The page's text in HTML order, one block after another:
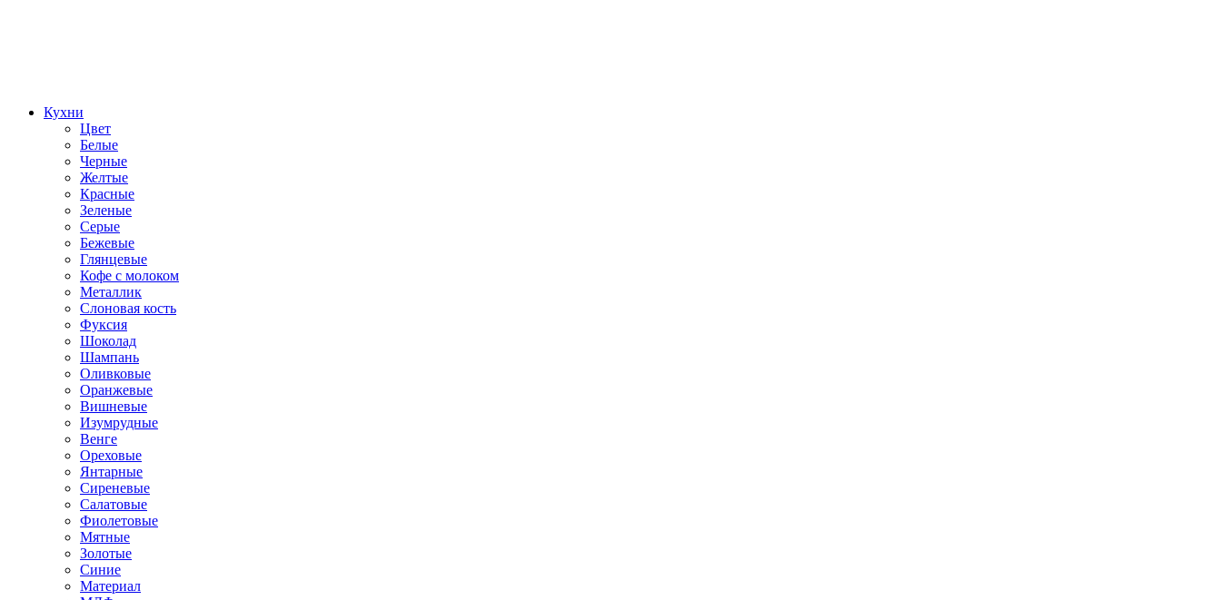
Кухни
Цвет
Белые
Черные
Желтые
Красные
Зеленые
Серые
Бежевые
Глянцевые
Кофе с молоком
Металлик
Слоновая кость
Фуксия
Шоколад
Шампань
Оливковые
Оранжевые
Вишневые
Изумрудные
Венге
Ореховые
Янтарные
Сиреневые
Салатовые
Фиолетовые
Мятные
Золотые
Синие
Материал